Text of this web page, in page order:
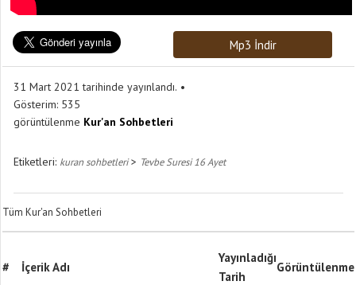
Mp3 İndir
31 Mart 2021 tarihinde yayınlandı.
Gösterim: 535
görüntülenme Kur'an Sohbetleri
Etiketleri: kuran sohbetleri> Tevbe Suresi 16 Ayet
Tüm Kur'an Sohbetleri
# İçerik Adı
Yayınladığı
Tarih
Görüntülenme